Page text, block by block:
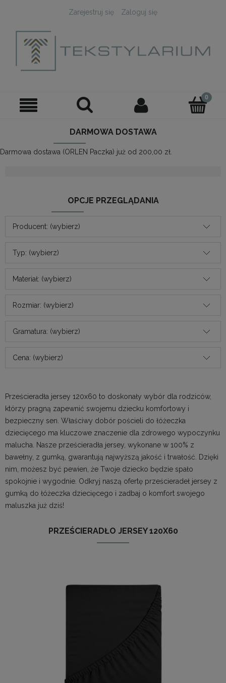
Zarejestruj się Zaloguj się
DARMOWA DOSTAWA
Darmowa dostawa (ORLEN Paczka) już od 200,00 zł.
OPCJE PRZEGLĄDANIA
Producent: (wybierz)
Typ: (wybierz)
Materiał: (wybierz)
Rozmiar: (wybierz)
Gramatura: (wybierz)
Cena: (wybierz)
Prześcieradła jersey 120x60 to doskonały wybór dla rodziców,
którzy pragną zapewnić swojemu dziecku komfortowy i
bezpieczny sen. Właściwy dobór pościeli do łóżeczka
dziecięcego ma kluczowe znaczenie dla zdrowego wypoczynku
malucha. Nasze prześcieradła jersey , wykonane w 100% z
bawełny, z gumką, gwarantują najwyższą jakość i trwałość. Dzięki
nim, możesz być pewien, że Twoje dziecko będzie spało
spokojnie i wygodnie. Odkryj naszą ofertę prześcieradeł jersey z
gumką do łóżeczka dziecięcego i zadbaj o komfort swojego
maluszka już dziś!
PRZEŚCIERADŁO JERSEY 120X60